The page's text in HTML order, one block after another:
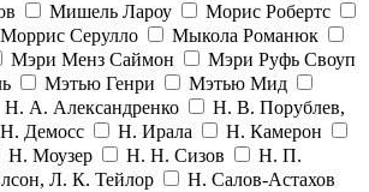
Мишель Лароу
Морис Робертс
Моррис Серулло
Мыкола Романюк
Мэри Менз Саймон
Мэри Руфь Своуп
Мэтью Генри
Мэтью Мид
Н. А. Александренко
Н. В. Порублев,
Н. Демосс Н. Ирала
Н. Камерон
Н. Моузер Н. Н. Сизов
Н. П.
Л. К. Тейлор
Н. Салов-Астахов